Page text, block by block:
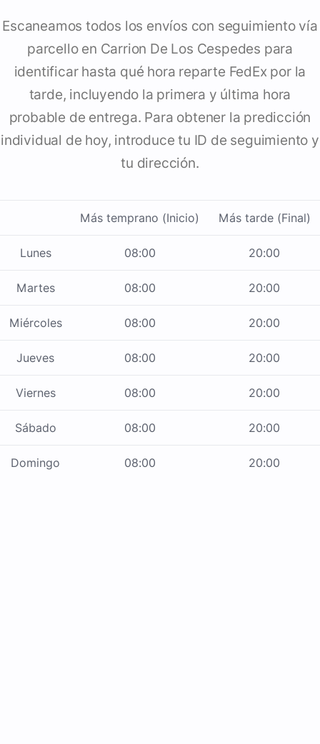
Escaneamos todos los envíos con seguimiento vía
parcello en Carrion De Los Cespedes para
identificar hasta qué hora reparte FedEx por la
tarde, incluyendo la primera y última hora
probable de entrega. Para obtener la predicción
individual de hoy, introduce tu ID de seguimiento y
tu dirección.
Más temprano (Inicio) Más tarde (Final)
Lunes 08:00 20:00
Martes 08:00 20:00
Miércoles 08:00 20:00
Jueves 08:00 20:00
Viernes 08:00 20:00
Sábado 08:00 20:00
Domingo 08:00 20:00